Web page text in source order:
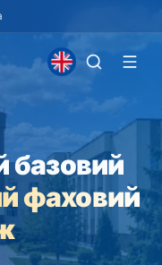
фаховий